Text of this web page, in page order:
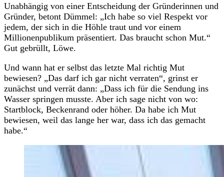
Unabhängig von einer Entscheidung der Gründerinnen und
Gründer, betont Dümmel: „Ich habe so viel Respekt vor
jedem, der sich in die Höhle traut und vor einem
Millionenpublikum präsentiert. Das braucht schon Mut.“
Gut gebrüllt, Löwe.
Und wann hat er selbst das letzte Mal richtig Mut
bewiesen? „Das darf ich gar nicht verraten“, grinst er
zunächst und verrät dann: „Dass ich für die Sendung ins
Wasser springen musste. Aber ich sage nicht von wo:
Startblock, Beckenrand oder höher. Da habe ich Mut
bewiesen, weil das lange her war, dass ich das gemacht
habe.“